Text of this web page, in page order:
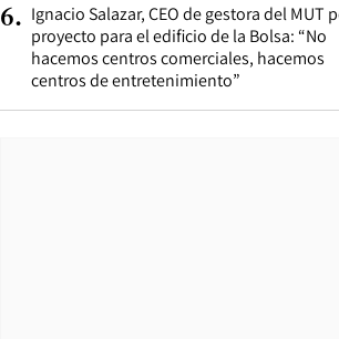
6. Ignacio Salazar, CEO de gestora del MUT
proyecto para el edificio de la Bolsa: “No
hacemos centros comerciales, hacemos
centros de entretenimiento”